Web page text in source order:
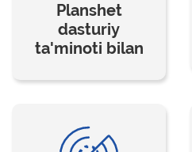
Planshet
dasturiy
ta'minoti bilan